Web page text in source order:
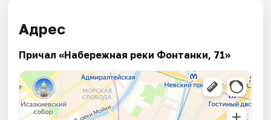
Адрес
Причал «Набережная реки Фонтанки, 71»